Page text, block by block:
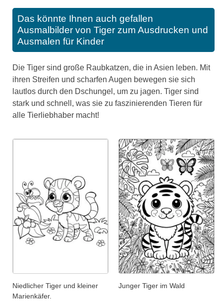
Das könnte Ihnen auch gefallen
Ausmalbilder von Tiger zum Ausdrucken und
Ausmalen für Kinder
Die Tiger sind große Raubkatzen, die in Asien leben. Mit
ihren Streifen und scharfen Augen bewegen sie sich
lautlos durch den Dschungel, um zu jagen. Tiger sind
stark und schnell, was sie zu faszinierenden Tieren für
alle Tierliebhaber macht!
Niedlicher Tiger und kleiner
Marienkäfer.
Junger Tiger im Wald